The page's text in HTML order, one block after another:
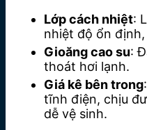
Lớp cách nhiệt:
nhiệt độ ổn
Gioăng cao su:
thoát hơi lạnh.
Giá kê bên trong
tĩnh điện, chịu
dễ vệ sinh.